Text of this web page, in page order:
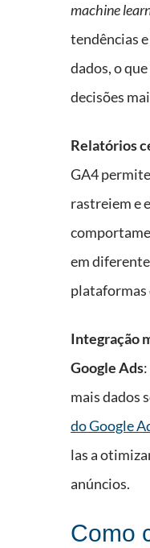
machine
tendências
dados, o
decisões
Relatórios
GA4
rastreiem e
em
plataformas
Integração
Google Ads
mais dados
do Google
las a
anúncios.
Como